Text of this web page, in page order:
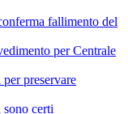
fallimento del
per Centrale
preservare
certi